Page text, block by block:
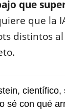
que
que la
distintos
científico,
sé con qué